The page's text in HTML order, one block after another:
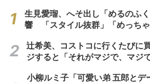
生見愛瑠、へそ出し「めるのふ
響 「スタイル抜群」「めっちゃ
辻希美、コストコに行くたび
ジすると「それがマジで、マジ
小柳ルミ子「可愛い弟 五郎と